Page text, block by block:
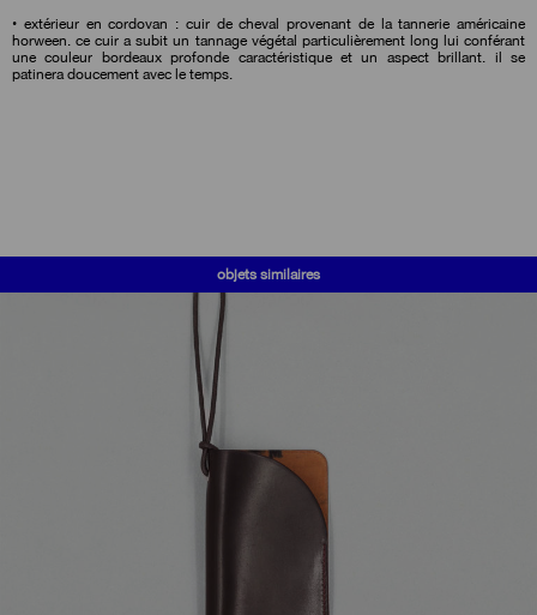
• extérieur en cordovan : cuir de cheval provenant de la tannerie américaine
horween. ce cuir a subit un tannage végétal particulièrement long lui conférant
une couleur bordeaux profonde caractéristique et un aspect brillant. il se
patinera doucement avec le temps.
objets similaires